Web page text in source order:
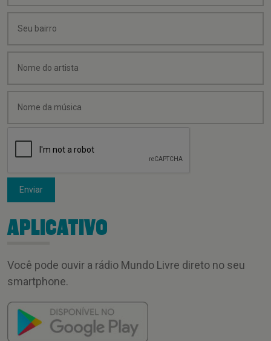
Enviar
APLICATIVO
Você pode ouvir a rádio Mundo Livre direto no seu
smartphone.